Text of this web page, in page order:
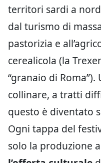
territori sardi a
dal turismo di
pastorizia e
cerealicola (la
“granaio di
collinare, a tratti
questo è diventato
Ogni tappa del
solo la produzione